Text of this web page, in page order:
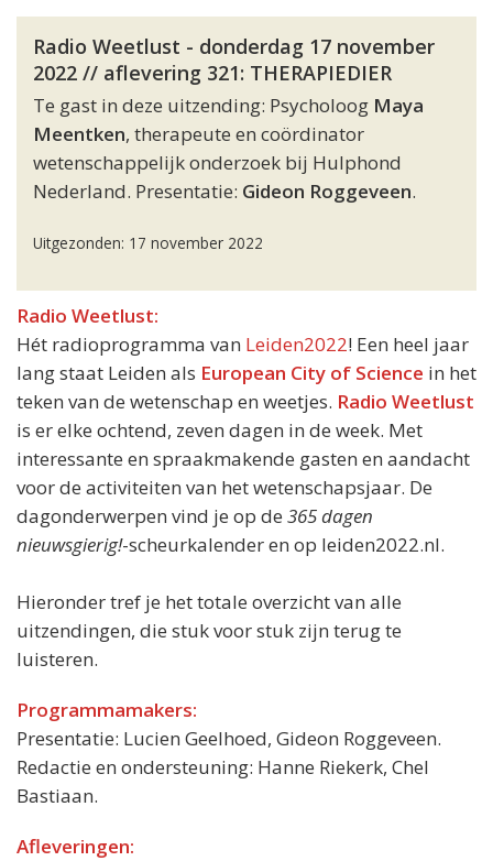
Radio Weetlust - donderdag 17 november
2022 // aflevering 321: THERAPIEDIER
Te gast in deze uitzending: Psycholoog Maya
Meentken, therapeute en coördinator
wetenschappelijk onderzoek bij Hulphond
Nederland. Presentatie: Gideon Roggeveen.
Uitgezonden: 17 november 2022
Radio Weetlust:
Hét radioprogramma van Leiden2022! Een heel jaar
lang staat Leiden als European City of Science in het
teken van de wetenschap en weetjes. Radio Weetlust
is er elke ochtend, zeven dagen in de week. Met
interessante en spraakmakende gasten en aandacht
voor de activiteiten van het wetenschapsjaar. De
dagonderwerpen vind je op de 365 dagen
nieuwsgierig!-scheurkalender en op leiden2022.nl.
Hieronder tref je het totale overzicht van alle
uitzendingen, die stuk voor stuk zijn terug te
luisteren.
Programmamakers:
Presentatie: Lucien Geelhoed, Gideon Roggeveen.
Redactie en ondersteuning: Hanne Riekerk, Chel
Bastiaan.
Afleveringen: